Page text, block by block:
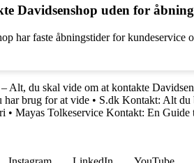
Davidsenshop uden for
har faste åbningstider for kundeservice
Alt, du skal vide om at kontakte Davidsen
har brug for at vide • S.dk Kontakt: Alt du
• Mayas Tolkeservice Kontakt: En